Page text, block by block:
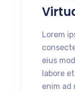
Lorem
eius
labore
enim ad